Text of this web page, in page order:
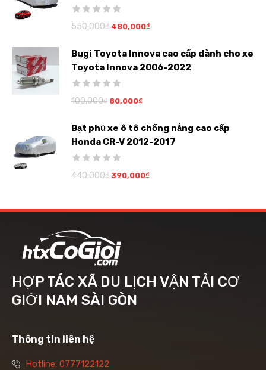
550,000₫ 480,000₫
Bugi Toyota Innova cao cấp dành cho xe
Toyota Innova 2006-2022
100,000₫ 80,000₫
Bạt phủ xe ô tô chống nắng cao cấp
Honda CR-V 2012-2017
440,000₫ 390,000₫
HỢP TÁC XÃ DU LỊCH VẬN TẢI CƠ
GIỚI NAM SÀI GÒN
Thông tin liên hệ
Hotline: 0777122122